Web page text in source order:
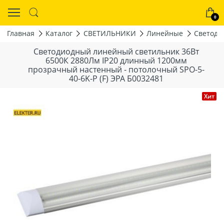
0
Главная Каталог СВЕТИЛЬНИКИ Линейные
Светодиодный линейный светильник 36Вт
6500К 2880Лм IP20 длинный 1200мм
прозрачный настенный - потолочный SPO-5-
40-6K-P (F) ЭРА Б0032481
Хит